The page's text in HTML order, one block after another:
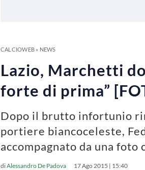
CALCIOWEB» NEWS
Lazio, Marchetti
forte di prima”
Dopo il brutto infortunio
portiere biancoceleste,
accompagnato da una
diAlessandro De Padova 17 Ago 2015 | 15:40